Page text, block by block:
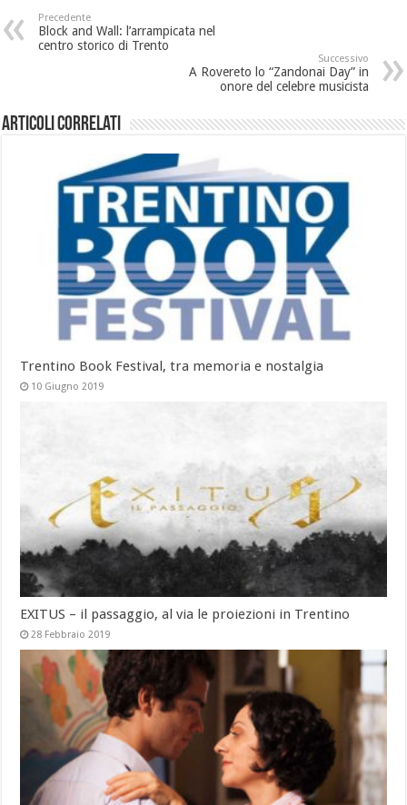
Precedente
Block and Wall: l’arrampicata nel
centro storico di Trento
Successivo
A Rovereto lo “Zandonai Day” in
onore del celebre musicista
Articoli correlati
Trentino Book Festival, tra memoria e nostalgia
10 Giugno 2019
EXITUS – il passaggio, al via le proiezioni in Trentino
28 Febbraio 2019